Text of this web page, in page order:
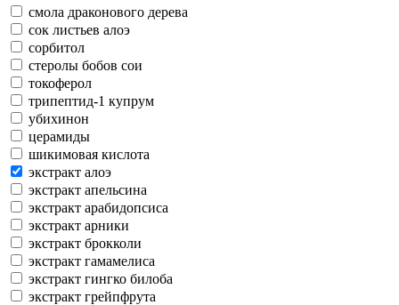
смола драконового дерева
сок листьев алоэ
сорбитол
стеролы бобов сои
токоферол
трипептид-1 купрум
убихинон
церамиды
шикимовая кислота
экстракт алоэ
экстракт апельсина
экстракт арабидопсиса
экстракт арники
экстракт брокколи
экстракт гамамелиса
экстракт гингко билоба
экстракт грейпфрута